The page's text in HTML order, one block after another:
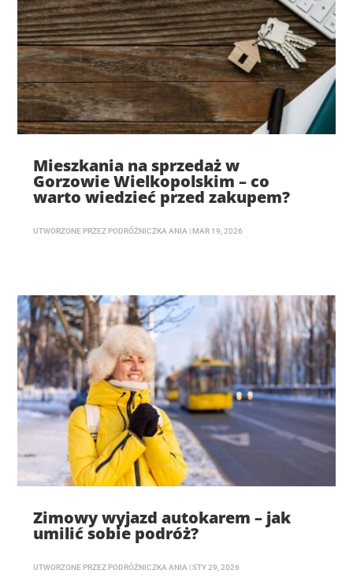
Mieszkania na sprzedaż w
Gorzowie Wielkopolskim – co
warto wiedzieć przed zakupem?
UTWORZONE PRZEZ PODRÓŻNICZKA ANIA | MAR 19, 2026
Zimowy wyjazd autokarem – jak
umilić sobie podróż?
UTWORZONE PRZEZ PODRÓŻNICZKA ANIA |STY 29, 2026